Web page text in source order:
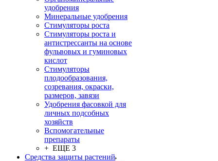
удобрения
Минеральные удобрения
Стимуляторы роста
Стимуляторы роста и
антистрессанты на основе
фульвовых и гуминовых
кислот
Стимуляторы
плодообразования,
созревания, окраски,
размеров, завязи
Удобрения фасовкой для
личных подсобных
хозяйств
Вспомогательные
препараты
+ ЕЩЕ 3
Средства защиты растений